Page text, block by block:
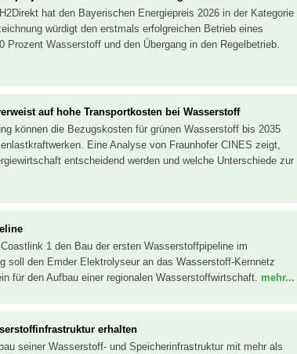
hat den Bayerischen Energiepreis 2026 in der Kategorie
würdigt den erstmals erfolgreichen Betrieb eines
Prozent Wasserstoff und den Übergang in den Regelbetrieb.
auf hohe Transportkosten bei Wasserstoff
können die Bezugskosten für grünen Wasserstoff bis 2035
Eine Analyse von Fraunhofer CINES zeigt,
entscheidend werden und welche Unterschiede zur
1 den Bau der ersten Wasserstoffpipeline im
soll den Emder Elektrolyseur an das Wasserstoff-Kernnetz
für den Aufbau einer regionalen Wasserstoffwirtschaft. mehr...
erhalten
seiner Wasserstoff- und Speicherinfrastruktur mit mehr als